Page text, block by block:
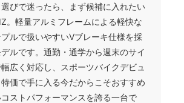
びで迷ったら、まず候補に入れたい
。軽量アルミフレームによる軽快な
ルで扱いやすいVブレーキ仕様を採
ルです。通勤・通学から週末のサイ
広く対応し、スポーツバイクデビュ
価で手に入る今だからこそおすすめ
ストパフォーマンスを誇る一台で